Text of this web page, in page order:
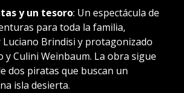
y un tesoro: Un espectácula de
para toda la familia,
Brindisi y protagonizado
y Culini Weinbaum. La obra sigue
dos piratas que buscan un
isla desierta.